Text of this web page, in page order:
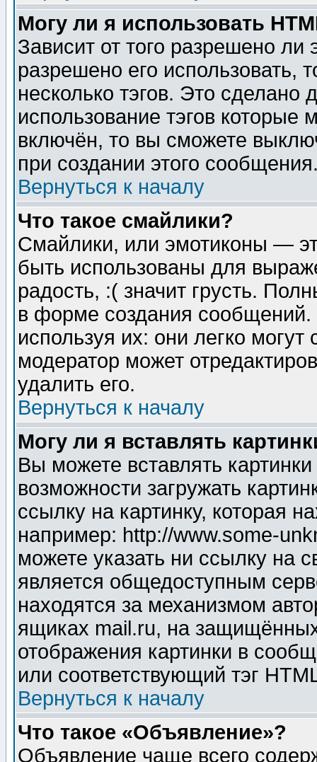
Могу ли я использовать
Зависит от того разрешено
разрешено его использовать,
несколько тэгов. Это сделано
использование тэгов
включён, то вы сможете
при создании этого
Вернуться к началу
Что такое смайлики?
Смайлики, или эмотиконы —
быть использованы для
радость, :( значит грусть.
в форме создания сообщений.
используя их: они легко
модератор может
удалить его.
Вернуться к началу
Могу ли я вставлять
Вы можете вставлять
возможности загружать
ссылку на картинку, которая
например: http://www.some-
можете указать ни ссылку на
является общедоступным
находятся за механизмом
ящиках mail.ru, на
отображения картинки в
или соответствующий тэг
Вернуться к началу
Что такое «Объявление»?
Объявление чаще всего